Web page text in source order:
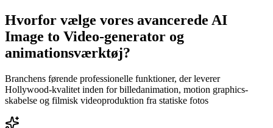
Hvorfor vælge vores avancerede AI
Image to Video-generator og
animationsværktøj?
Branchens førende professionelle funktioner, der leverer
Hollywood-kvalitet inden for billedanimation, motion graphics-
skabelse og filmisk videoproduktion fra statiske fotos